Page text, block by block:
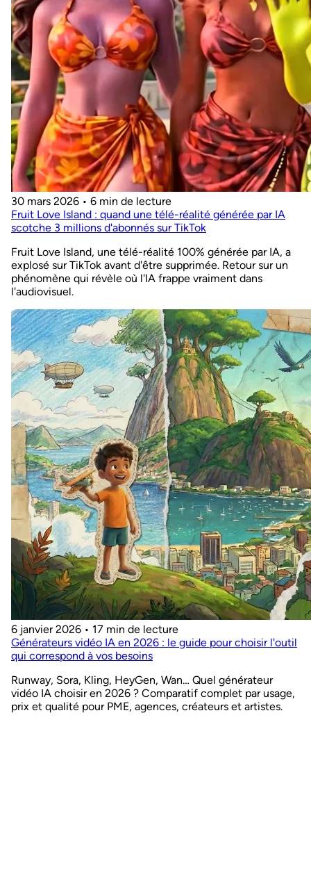
30 mars 2026 • 6 min de lecture
Fruit Love Island : quand une télé-réalité générée par IA
scotche 3 millions d'abonnés sur TikTok
Fruit Love Island, une télé-réalité 100% générée par IA, a
explosé sur TikTok avant d'être supprimée. Retour sur un
phénomène qui révèle où l'IA frappe vraiment dans
l'audiovisuel.
6 janvier 2026 • 17 min de lecture
Générateurs vidéo IA en 2026 : le guide pour choisir l'outil
qui correspond à vos besoins
Runway, Sora, Kling, HeyGen, Wan… Quel générateur
vidéo IA choisir en 2026 ? Comparatif complet par usage,
prix et qualité pour PME, agences, créateurs et artistes.